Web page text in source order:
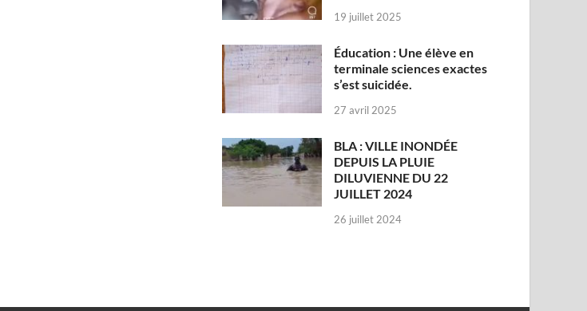
19 juillet 2025
Éducation : Une élève en
terminale sciences exactes
s’est suicidée.
27 avril 2025
BLA : VILLE INONDÉE
DEPUIS LA PLUIE
DILUVIENNE DU 22
JUILLET 2024
26 juillet 2024